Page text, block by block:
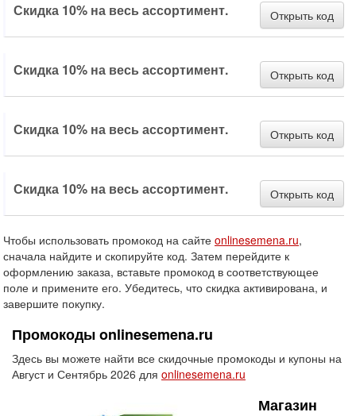
Скидка 10% на весь ассортимент. Открыть код
Скидка 10% на весь ассортимент. Открыть код
Скидка 10% на весь ассортимент. Открыть код
Скидка 10% на весь ассортимент. Открыть код
Чтобы использовать промокод на сайте onlinesemena.ru,
сначала найдите и скопируйте код. Затем перейдите к
оформлению заказа, вставьте промокод в соответствующее
поле и примените его. Убедитесь, что скидка активирована, и
завершите покупку.
Промокоды onlinesemena.ru
Здесь вы можете найти все скидочные промокоды и купоны на
Август и Сентябрь 2026 для onlinesemena.ru
Магазин